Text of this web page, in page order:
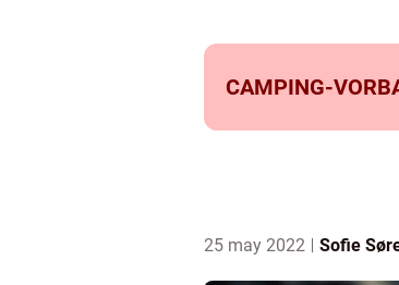
CAMPING-
25 may 2022 Sofie